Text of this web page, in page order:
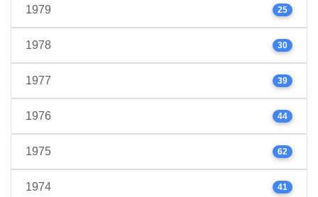
1979 25
1978 30
1977 39
1976 44
1975 62
1974 41